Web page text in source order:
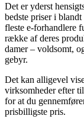
Det er yderst
bedste priser i
fleste e-forhandlere
række af deres
damer – voldsomt,
gebyr.
Det kan alligevel
virksomheder efter
for at du
prisbilligste pris.